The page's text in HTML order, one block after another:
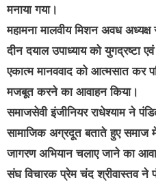
मनाया गया।
महामना मालवीय मिशन अवध
दीन दयाल उपाध्याय को युगद्रष्टा
एकात्म मानववाद को आत्मसात कर
मजबूत करने का आवाहन किया।
समाजसेवी इंजीनियर राधेश्याम ने
सामाजिक अग्रदूत बताते हुए समाज
जागरण अभियान चलाए जाने का
संघ विचारक प्रेम चंद श्रीवास्तव ने